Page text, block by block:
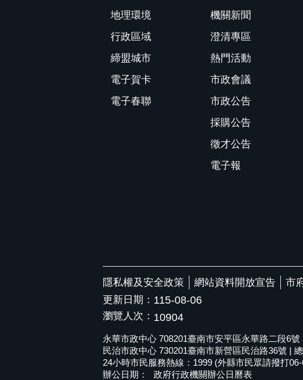
地理環境
行政區域
締盟城市
電子賀卡
電子春聯
機關新聞
澄清專區
熱門活動
市政會議
市政公告
採購公告
徵才公告
電子報
隱私權及安全政策 網站資料開放宣告
市
更新日期： 115-08-06
瀏覽人次： 10904
永華市政中心 708201臺南市安平區永華路二段6號
民治市政中心 730201臺南市新營區民治路36號 |
24小時市民服務熱線：1999 (外縣市民眾請撥打06-
辦公日期：
政府行政機關辦公日曆表